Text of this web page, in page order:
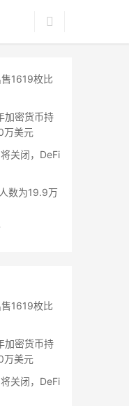
1619枚比
加密货币持
万美元
关闭，DeFi
数为19.9万
1619枚比
加密货币持
万美元
关闭，DeFi